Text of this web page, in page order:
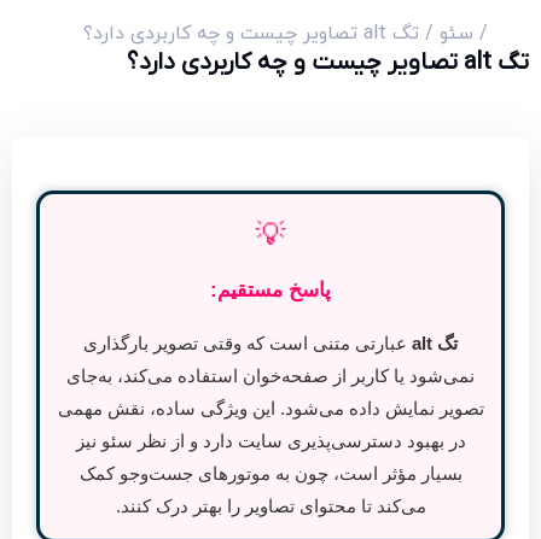
/ سئو / تگ alt تصاویر چیست و چه کاربردی دارد؟
تگ alt تصاویر چیست و چه کاربردی دارد؟
💡
پاسخ مستقیم:
تگ alt
عبارتی متنی است که وقتی تصویر بارگذاری
نمی‌شود یا کاربر از صفحه‌خوان استفاده می‌کند، به‌جای
تصویر نمایش داده می‌شود. این ویژگی ساده، نقش مهمی
در بهبود دسترسی‌پذیری سایت دارد و از نظر سئو نیز
بسیار مؤثر است، چون به موتورهای جست‌وجو کمک
می‌کند تا محتوای تصاویر را بهتر درک کنند.